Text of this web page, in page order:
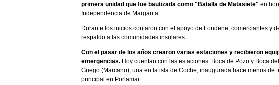
primera unidad que fue bautizada como "Batalla de Matasiete" en
Independencia de Margarita.
Durante los inicios contaron con el apoyo de Fondene, comerciantes y
respaldo a las comunidades insulares.
Con el pasar de los años crearon varias estaciones y recibieron
emergencias. Hoy cuentan con las estaciones: Boca de Pozo y Boca
Griego (Marcano), una en la isla de Coche, inaugurada hace menos de
principal en Porlamar.